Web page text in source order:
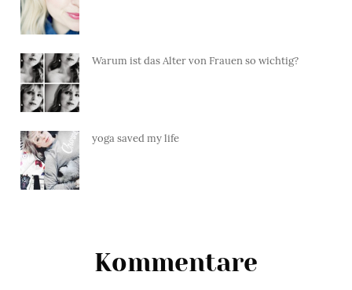
Warum ist das Alter von Frauen so wichtig?
yoga saved my life
Kommentare